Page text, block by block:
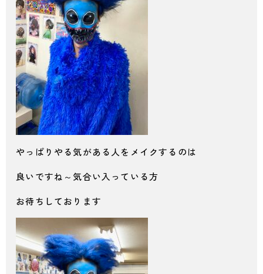
やっぱりやる気がある人をメイクするのは
良いですね～気合い入っている方
お待ちしております